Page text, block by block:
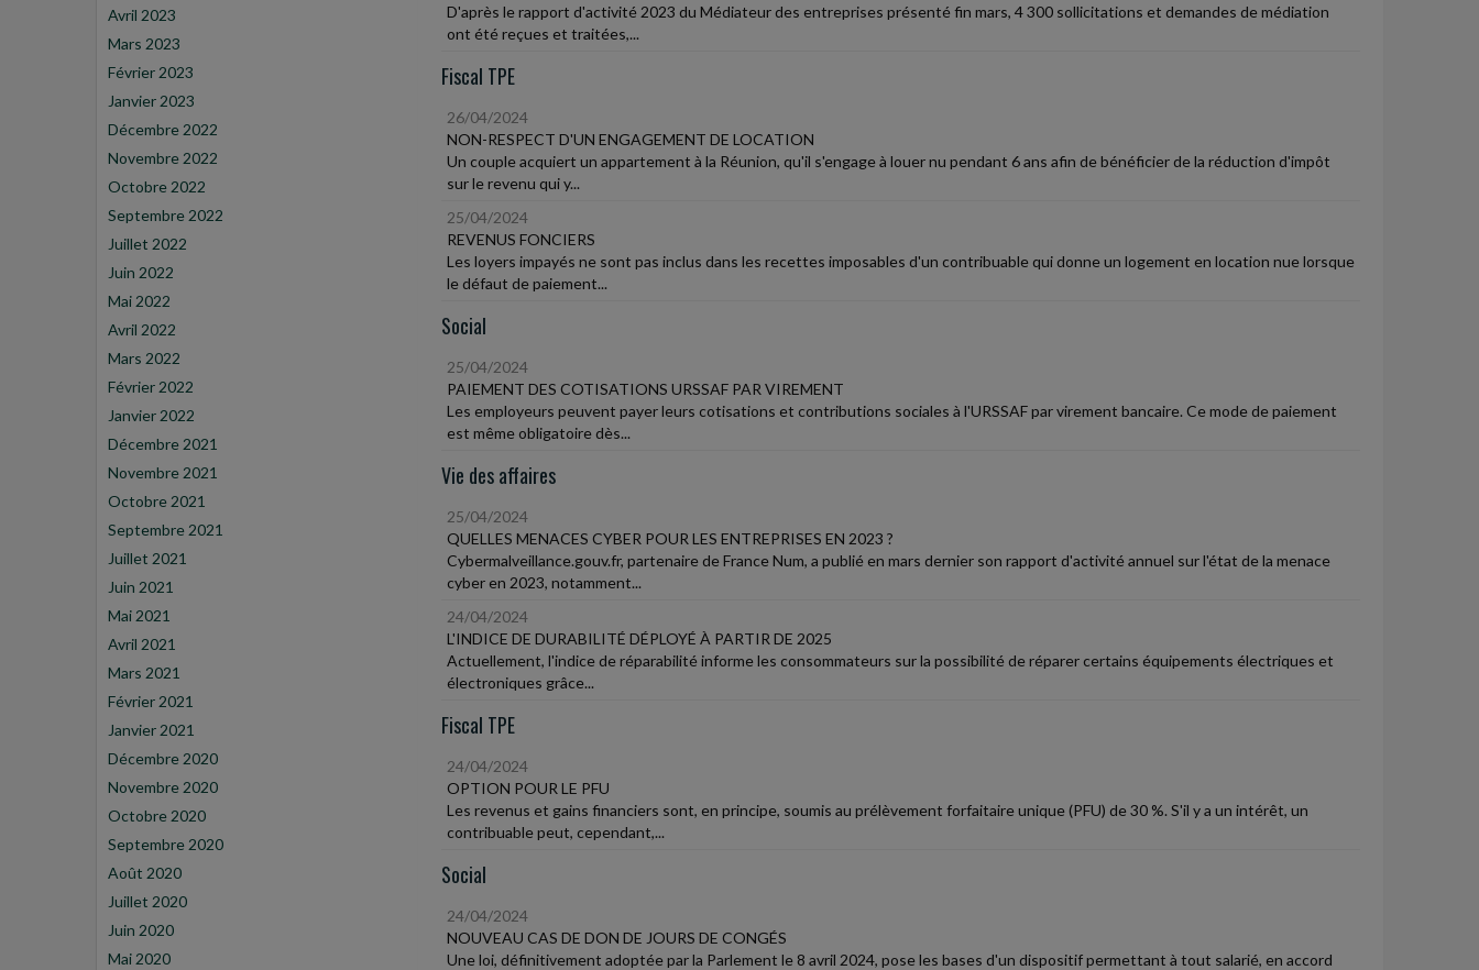
Avril 2023
Mars 2023
Février 2023
Janvier 2023
Décembre 2022
Novembre 2022
Octobre 2022
Septembre 2022
Juillet 2022
Juin 2022
Mai 2022
Avril 2022
Mars 2022
Février 2022
Janvier 2022
Décembre 2021
Novembre 2021
Octobre 2021
Septembre 2021
Juillet 2021
Juin 2021
Mai 2021
Avril 2021
Mars 2021
Février 2021
Janvier 2021
Décembre 2020
Novembre 2020
Octobre 2020
Septembre 2020
Août 2020
Juillet 2020
Juin 2020
Mai 2020
D'après le rapport d'activité 2023 du Médiateur des entreprises présenté fin mars, 4 300 sollicitations et demandes de médiation
ont été reçues et traitées,...
Fiscal TPE
26/04/2024
NON-RESPECT D'UN ENGAGEMENT DE LOCATION
Un couple acquiert un appartement à la Réunion, qu'il s'engage à louer nu pendant 6 ans afin de bénéficier de la réduction d'impôt
sur le revenu qui y...
25/04/2024
REVENUS FONCIERS
Les loyers impayés ne sont pas inclus dans les recettes imposables d'un contribuable qui donne un logement en location nue lorsque
le défaut de paiement...
Social
25/04/2024
PAIEMENT DES COTISATIONS URSSAF PAR VIREMENT
Les employeurs peuvent payer leurs cotisations et contributions sociales à l'URSSAF par virement bancaire. Ce mode de paiement
est même obligatoire dès...
Vie des affaires
25/04/2024
QUELLES MENACES CYBER POUR LES ENTREPRISES EN 2023 ?
Cybermalveillance.gouv.fr, partenaire de France Num, a publié en mars dernier son rapport d'activité annuel sur l'état de la menace
cyber en 2023, notamment...
24/04/2024
L'INDICE DE DURABILITÉ DÉPLOYÉ À PARTIR DE 2025
Actuellement, l'indice de réparabilité informe les consommateurs sur la possibilité de réparer certains équipements électriques et
électroniques grâce...
Fiscal TPE
24/04/2024
OPTION POUR LE PFU
Les revenus et gains financiers sont, en principe, soumis au prélèvement forfaitaire unique (PFU) de 30 %. S'il y a un intérêt, un
contribuable peut, cependant,...
Social
24/04/2024
NOUVEAU CAS DE DON DE JOURS DE CONGÉS
Une loi, définitivement adoptée par la Parlement le 8 avril 2024, pose les bases d'un dispositif permettant à tout salarié, en accord